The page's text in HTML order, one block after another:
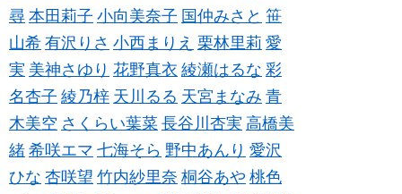
尋 本田莉子 小向美奈子 国仲みさと 笹
山希 有沢りさ 小西まりえ 栗林里莉 愛
実 美神さゆり 花野真衣 綾瀬はるな 彩
名杏子 綾乃梓 天川るる 天宮まなみ 青
木美空 さくらい葉菜 長谷川杏実 高橋美
緒 希咲エマ 七海そら 野中あんり 愛沢
ひな 杏咲望 竹内紗里奈 桐谷あや 桃色